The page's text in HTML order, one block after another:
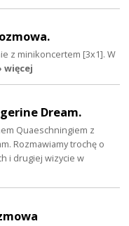
z minikoncertem [3x1]. W
więcej
Dream.
Quaeschningiem z
Rozmawiamy trochę o
i drugiej wizycie w